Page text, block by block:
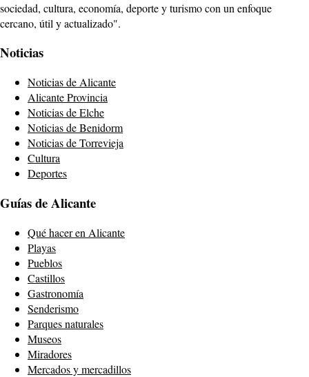
sociedad, cultura, economía, deporte y turismo con un enfoque
cercano, útil y actualizado".
Noticias
Noticias de Alicante
Alicante Provincia
Noticias de Elche
Noticias de Benidorm
Noticias de Torrevieja
Cultura
Deportes
Guías de Alicante
Qué hacer en Alicante
Playas
Pueblos
Castillos
Gastronomía
Senderismo
Parques naturales
Museos
Miradores
Mercados y mercadillos